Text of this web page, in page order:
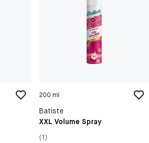
200 ml
Batiste
XXL Volume Spray
(1)